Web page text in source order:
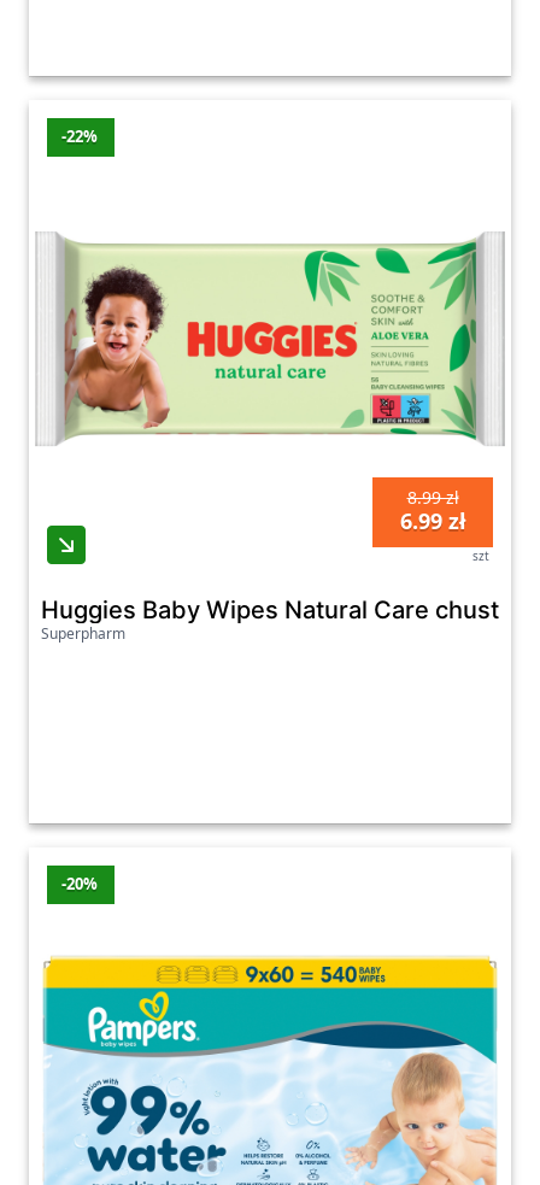
-22%
8.99 zł
6.99 zł
szt
Huggies Baby Wipes Natural Care
Superpharm
-20%